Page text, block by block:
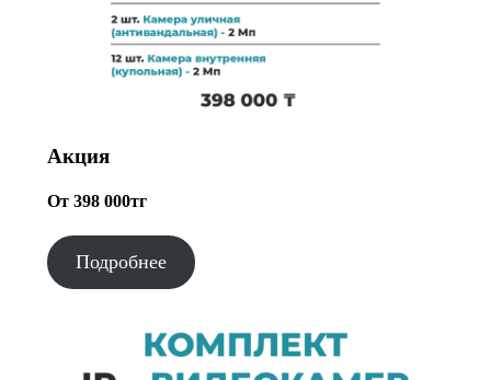
Акция
От 398 000тг
Подробнее